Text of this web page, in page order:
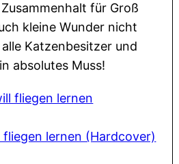
für Groß
kleine Wunder nicht
Katzenbesitzer und
absolutes Muss!
fliegen lernen (Hardcover)